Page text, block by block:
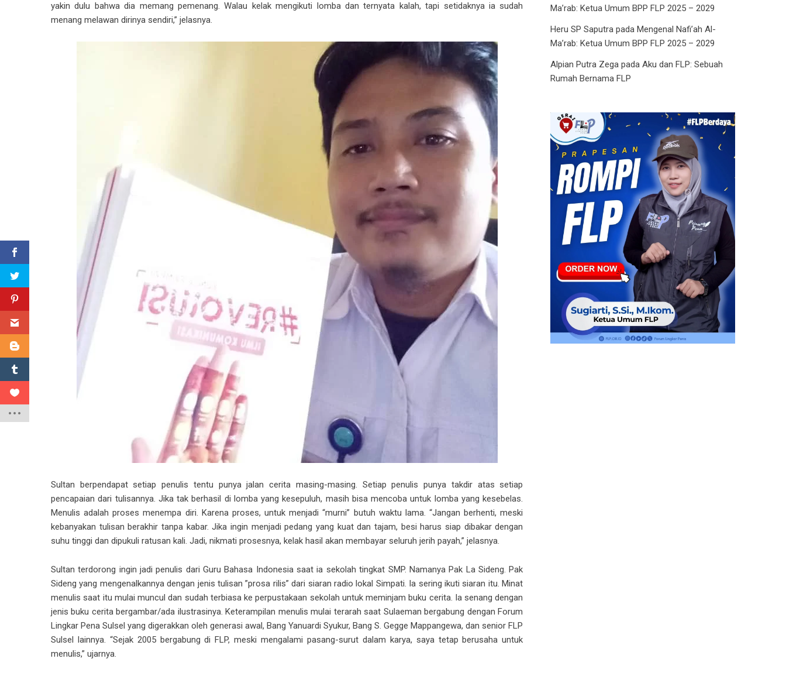
yakin dulu bahwa dia memang pemenang. Walau kelak mengikuti lomba dan ternyata kalah, tapi setidaknya ia sudah
menang melawan dirinya sendiri,” jelasnya.
Sultan berpendapat setiap penulis tentu punya jalan cerita masing-masing. Setiap penulis punya takdir atas setiap
pencapaian dari tulisannya. Jika tak berhasil di lomba yang kesepuluh, masih bisa mencoba untuk lomba yang kesebelas.
Menulis adalah proses menempa diri. Karena proses, untuk menjadi “murni” butuh waktu lama. “Jangan berhenti, meski
kebanyakan tulisan berakhir tanpa kabar. Jika ingin menjadi pedang yang kuat dan tajam, besi harus siap dibakar dengan
suhu tinggi dan dipukuli ratusan kali. Jadi, nikmati prosesnya, kelak hasil akan membayar seluruh jerih payah,” jelasnya.
Sultan terdorong ingin jadi penulis dari Guru Bahasa Indonesia saat ia sekolah tingkat SMP. Namanya Pak La Sideng. Pak
Sideng yang mengenalkannya dengan jenis tulisan ”prosa rilis” dari siaran radio lokal Simpati. Ia sering ikuti siaran itu. Minat
menulis saat itu mulai muncul dan sudah terbiasa ke perpustakaan sekolah untuk meminjam buku cerita. Ia senang dengan
jenis buku cerita bergambar/ada ilustrasinya. Keterampilan menulis mulai terarah saat Sulaeman bergabung dengan Forum
Lingkar Pena Sulsel yang digerakkan oleh generasi awal, Bang Yanuardi Syukur, Bang S. Gegge Mappangewa, dan senior FLP
Sulsel lainnya. “Sejak 2005 bergabung di FLP, meski mengalami pasang-surut dalam karya, saya tetap berusaha untuk
menulis,” ujarnya.
Ma’rab: Ketua Umum BPP FLP 2025 – 2029
Heru SP Saputra padaMengenal Nafi’ah Al-
Ma’rab: Ketua Umum BPP FLP 2025 – 2029
Alpian Putra Zega padaAku dan FLP: Sebuah
Rumah Bernama FLP